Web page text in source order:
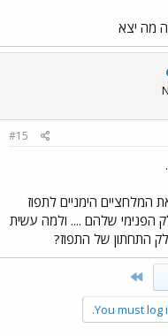
מה יצא
#15
המלחציים הימניים לתפוז
הפנימי שלהם .... ולמה עשית
התחתון של התפוז?
You must log